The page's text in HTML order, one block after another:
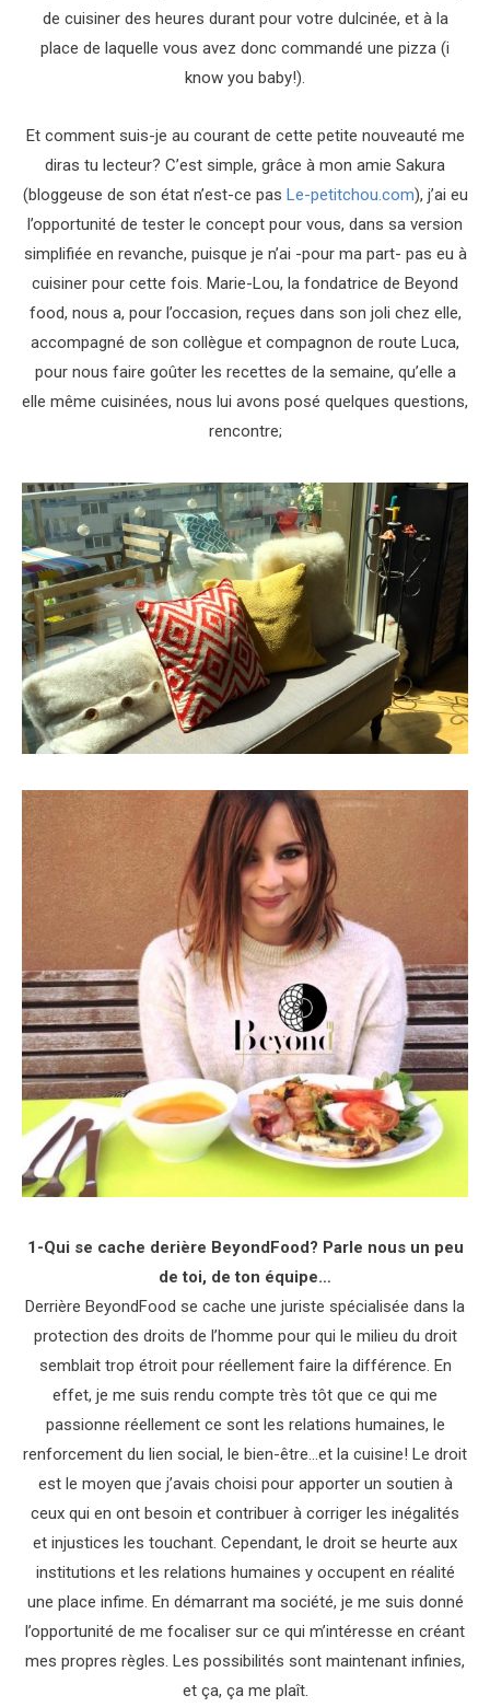
de cuisiner des heures durant pour votre dulcinée, et à la
place de laquelle vous avez donc commandé une pizza (i
know you baby!).
Et comment suis-je au courant de cette petite nouveauté me
diras tu lecteur? C’est simple, grâce à mon amie Sakura
(bloggeuse de son état n’est-ce pas Le-petitchou.com), j’ai eu
l’opportunité de tester le concept pour vous, dans sa version
simplifiée en revanche, puisque je n’ai -pour ma part- pas eu à
cuisiner pour cette fois. Marie-Lou, la fondatrice de Beyond
food, nous a, pour l’occasion, reçues dans son joli chez elle,
accompagné de son collègue et compagnon de route Luca,
pour nous faire goûter les recettes de la semaine, qu’elle a
elle même cuisinées, nous lui avons posé quelques questions,
rencontre;
1-Qui se cache derière BeyondFood? Parle nous un peu
de toi, de ton équipe…
Derrière BeyondFood se cache une juriste spécialisée dans la
protection des droits de l’homme pour qui le milieu du droit
semblait trop étroit pour réellement faire la différence. En
effet, je me suis rendu compte très tôt que ce qui me
passionne réellement ce sont les relations humaines, le
renforcement du lien social, le bien-être…et la cuisine! Le droit
est le moyen que j’avais choisi pour apporter un soutien à
ceux qui en ont besoin et contribuer à corriger les inégalités
et injustices les touchant. Cependant, le droit se heurte aux
institutions et les relations humaines y occupent en réalité
une place infime. En démarrant ma société, je me suis donné
l’opportunité de me focaliser sur ce qui m’intéresse en créant
mes propres règles. Les possibilités sont maintenant infinies,
et ça, ça me plaît.